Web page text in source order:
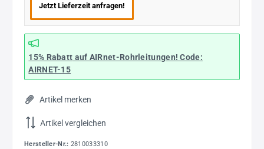
Jetzt Lieferzeit anfragen!
15% Rabatt auf AIRnet-Rohrleitungen! Code:
AIRNET-15
Artikel merken
Artikel vergleichen
Hersteller-Nr.: 2810033310